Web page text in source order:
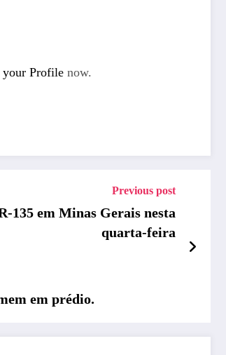
Profile now.
Previous post
135 em Minas Gerais nesta
quarta-feira
em prédio.